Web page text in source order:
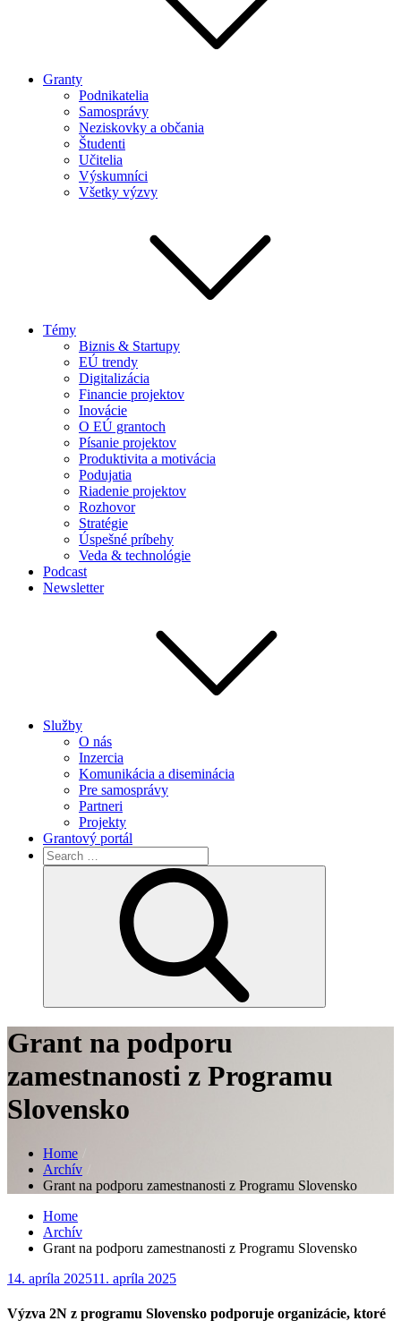
Granty
Podnikatelia
Samosprávy
Neziskovky a občania
Študenti
Učitelia
Výskumníci
Všetky výzvy
Témy
Biznis & Startupy
EÚ trendy
Digitalizácia
Financie projektov
Inovácie
O EÚ grantoch
Písanie projektov
Produktivita a motivácia
Podujatia
Riadenie projektov
Rozhovor
Stratégie
Úspešné príbehy
Veda & technológie
Podcast
Newsletter
Služby
O nás
Inzercia
Komunikácia a diseminácia
Pre samosprávy
Partneri
Projekty
Grantový portál
Search
for:
Grant na podporu
zamestnanosti z Programu
Slovensko
Home
Archív
Grant na podporu zamestnanosti z Programu Slovensko
Home
Archív
Grant na podporu zamestnanosti z Programu Slovensko
Posted
14. apríla 202511. apríla 2025
Výzva 2N z programu Slovensko podporuje organizácie, ktoré